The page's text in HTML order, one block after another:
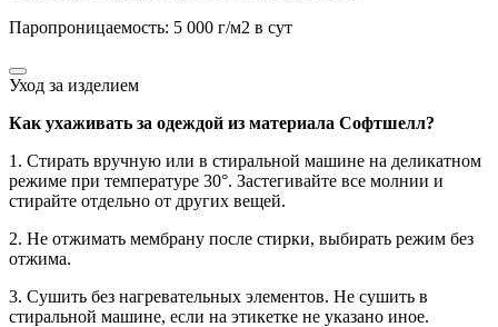
Паропроницаемость: 5 000 г/м2 в сут
Уход за изделием
Как ухаживать за одеждой из материала Софтшелл?
1. Стирать вручную или в стиральной машине на деликатном
режиме при температуре 30°. Застегивайте все молнии и
стирайте отдельно от других вещей.
2. Не отжимать мембрану после стирки, выбирать режим без
отжима.
3. Сушить без нагревательных элементов. Не сушить в
стиральной машине, если на этикетке не указано иное.